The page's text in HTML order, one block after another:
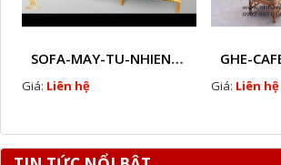
SOFA-MAY-TU-NHIEN-HTT - M7
Giá: Liên hệ Giá: Liên hệ